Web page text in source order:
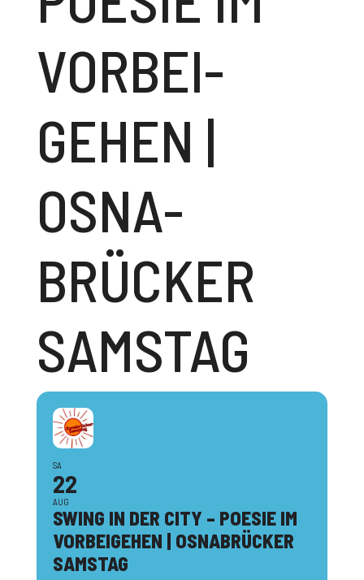
VORBEI­
GEHEN |
OSNA­
BRÜCKER
SAMSTAG
SA
22
AUG
SWING IN DER CITY – POESIE IM
VORBEI­GEHEN | OSNA­BRÜCKER
SAMSTAG